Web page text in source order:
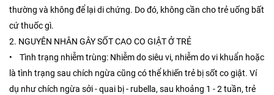
thường và không để lại di chứng. Do đó, không cần cho trẻ uống bất
cứ thuốc gì.
2. NGUYÊN NHÂN GÂY SỐT CAO CO GIẬT Ở TRẺ
• Tình trạng nhiễm trùng: Nhiễm do siêu vi, nhiễm do vi khuẩn hoặc
là tình trạng sau chích ngừa cũng có thể khiến trẻ bị sốt co giật. Ví
dụ như chích ngừa sởi - quai bị - rubella, sau khoảng 1 - 2 tuần, trẻ